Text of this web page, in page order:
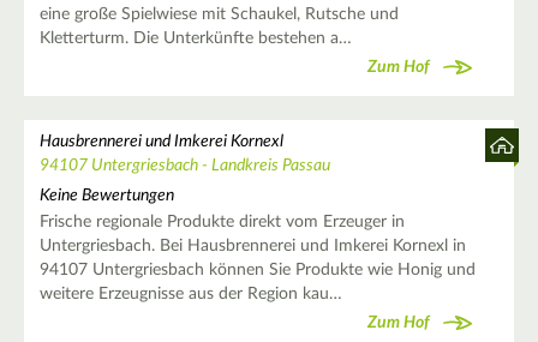
eine große Spielwiese mit Schaukel, Rutsche und
Kletterturm. Die Unterkünfte bestehen a…
Zum Hof
Hausbrennerei und Imkerei Kornexl
94107 Untergriesbach - Landkreis Passau
Keine Bewertungen
Frische regionale Produkte direkt vom Erzeuger in
Untergriesbach. Bei Hausbrennerei und Imkerei Kornexl in
94107 Untergriesbach können Sie Produkte wie Honig und
weitere Erzeugnisse aus der Region kau…
Zum Hof